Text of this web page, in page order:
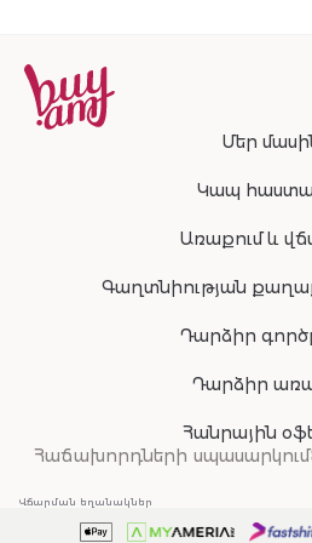
Մեր
Կապ
Առաքում և
Գաղտնիության
Դարձիր
Դարձիր
Հանրային
Հաճախորդների սպասարկում
Վճարման եղանակներ